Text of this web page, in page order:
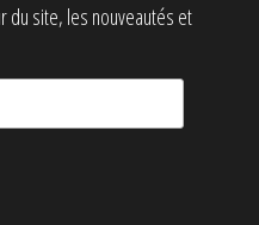
du site, les nouveautés et